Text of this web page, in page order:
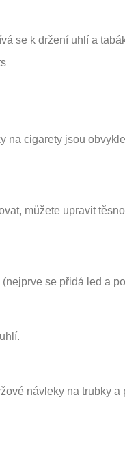
se k držení uhlí a
cigarety jsou
můžete upravit
se přidá led a
návleky na trubky